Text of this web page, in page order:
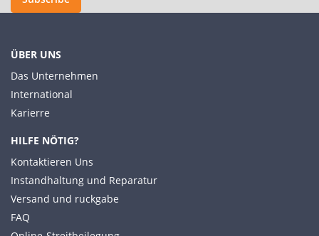
ÜBER UNS
Das Unternehmen
International
Karierre
HILFE NÖTIG?
Kontaktieren Uns
Instandhaltung und Reparatur
Versand und ruckgabe
FAQ